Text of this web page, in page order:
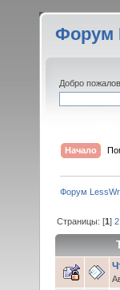
Форум
Добро
Начало
Форум
Страницы: [1]2